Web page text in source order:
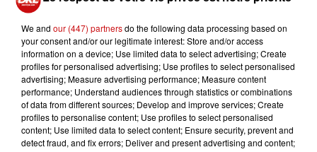
Sommelier du Monde en 1989 et sommelier de l’Auberge
de l’Ill (deux étoiles Michelin), les deux vins sont
remarquables, mais différents. "Le crémant immergé se
distingue par son côté frais, vif et printanier. Il séduit par
sa jeunesse et sa facilité à être dégusté", commente-t-il.
À l’inverse, celui vieilli en cave développe "plus de
complexité, de rondeur et une profondeur qui témoigne
d’un vieillissement plus avancé mais tout aussi
qualitatif."
We and our (447) partnersdo the following data processing based on
your consent and/or our legitimate interest: Store and/or access
information on a device; Use limited data to select advertising; Create
profiles for personalised advertising; Use profiles to select personalised
advertising; Measure advertising performance; Measure content
performance; Understand audiences through statistics or combinations
of data from different sources; Develop and improve services; Create
profiles to personalise content; Use profiles to select personalised
content; Use limited data to select content; Ensure security, prevent and
detect fraud, and fix errors; Deliver and present advertising and content;